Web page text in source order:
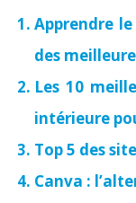
Apprendre
des
Les 10
intérieure
Top 5 des
Canva :